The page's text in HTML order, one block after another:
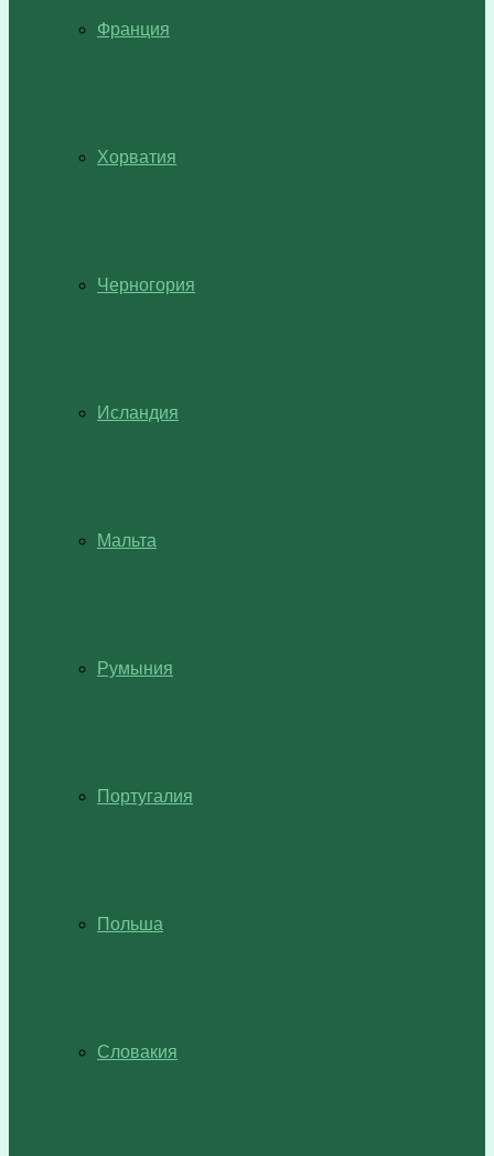
Франция
Хорватия
Черногория
Исландия
Мальта
Румыния
Португалия
Польша
Словакия